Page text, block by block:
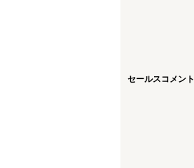
セールスコメント